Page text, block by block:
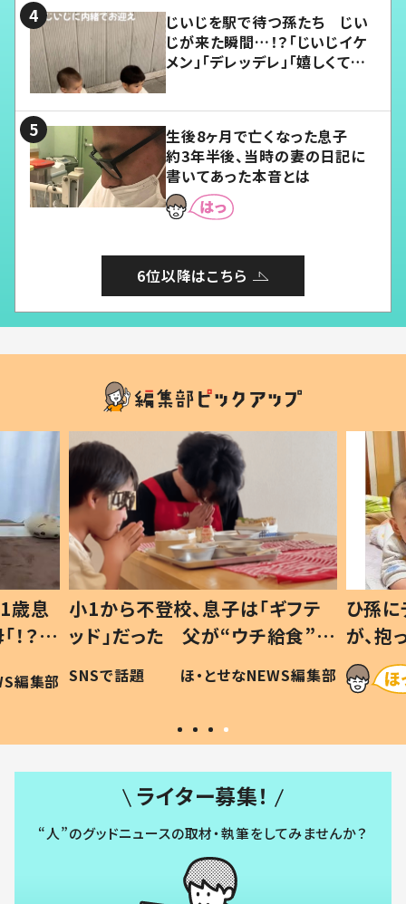
じいじを駅で待つ孫たち じい
じが来た瞬間…！？「じいじイケ
メン」「デレッデレ」「嬉しくて可
生後8ヶ月で亡くなった息子
約3年半後、当時の妻の日記に
書いてあった本音とは
6位以降はこちら
歳息
？」
編集部
小1から不登校、息子は「ギフテ
ッド」だった 父が“ウチ給食”を
作り続ける理由とは #令和の親
#令和の子
SNSで話題 ほ・とせなNEWS編集部
ひ孫
が、
「涙が
い」
ライター募集！
“人”のグッドニュースの取材・執筆をしてみませんか？